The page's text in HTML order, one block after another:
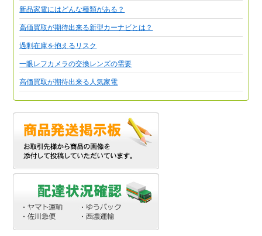
新品家電にはどんな種類がある？
高価買取が期待出来る新型カーナビとは？
過剰在庫を抱えるリスク
一眼レフカメラの交換レンズの需要
高価買取が期待出来る人気家電